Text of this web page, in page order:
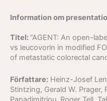
Information om
Titel:”AGENT: An open-
vs leucovorin in modified
of metastatic colorectal
Författare: Heinz-Josef
Stintzing, Gerald W.